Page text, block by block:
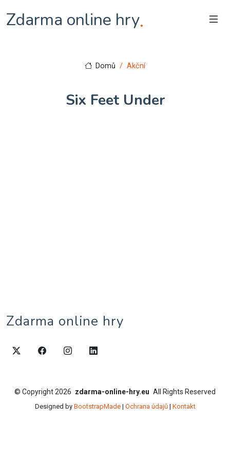
Zdarma online hry.
Domů Akční
Six Feet Under
Zdarma online hry
© Copyright2026 zdarma-online-hry.eu All Rights Reserved
Designed by BootstrapMade| Ochrana údajů| Kontakt